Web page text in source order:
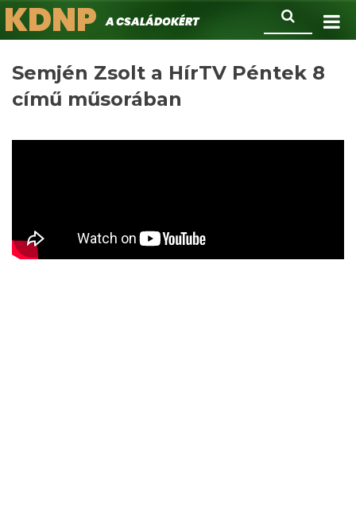
Ugrás
a
Keresés
KDNPA családokért.
Semjén Zsolt a HírTV Péntek 8
című műsorában